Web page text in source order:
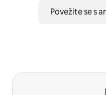
Povežite se s